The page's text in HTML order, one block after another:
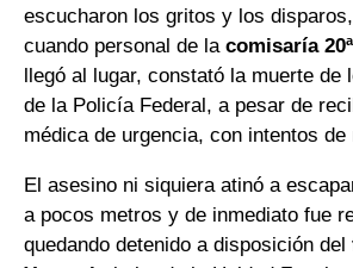
escucharon los gritos y los
cuando personal de la comisaría
llegó al lugar, constató la muerte de
de la Policía Federal, a pesar de
médica de urgencia, con intentos de
El asesino ni siquiera atinó a
a pocos metros y de inmediato fue
quedando detenido a disposición del